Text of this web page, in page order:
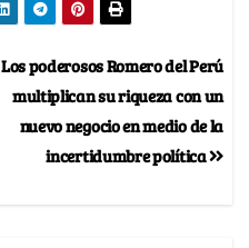
Los poderosos Romero del Perú
multiplican su riqueza con un
nuevo negocio en medio de la
incertidumbre política